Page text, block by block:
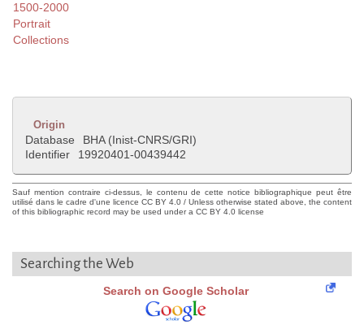
1500-2000
Portrait
Collections
Origin
Database
BHA (Inist-CNRS/GRI)
Identifier
19920401-00439442
Sauf mention contraire ci-dessus, le contenu de cette notice bibliographique peut être
utilisé dans le cadre d'une licence CC BY 4.0 / Unless otherwise stated above, the content
of this bibliographic record may be used under a CC BY 4.0 license
Searching the Web
Search on Google Scholar